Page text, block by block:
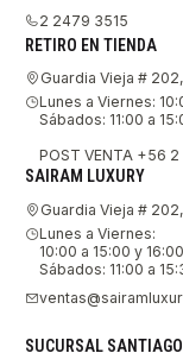
2 2479 3515
RETIRO EN TIENDA
Guardia Vieja #
Lunes a Viernes:
Sábados: 11:00 a
POST VENTA +56 2
SAIRAM LUXURY
Guardia Vieja #
Lunes a Viernes:
10:00 a 15:00 y
Sábados: 11:00 a
SUCURSAL